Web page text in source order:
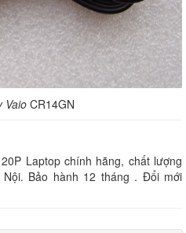
Vaio CR14GN
Laptop chính hãng, chất lượng
Bảo hành 12 tháng . Đổi mới